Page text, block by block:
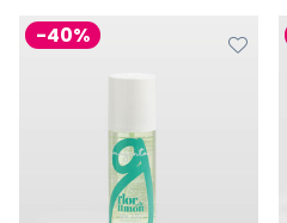
-40%